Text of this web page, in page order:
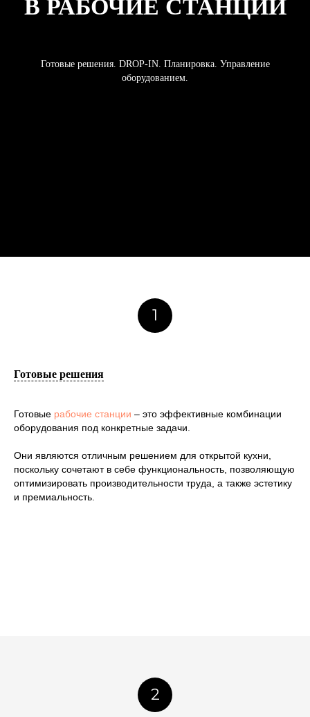
В РАБОЧИЕ СТАНЦИИ
Готовые решения. DROP-IN. Планировка. Управление
оборудованием.
1
Готовые решения
Готовые рабочие станции – это эффективные комбинации
оборудования под конкретные задачи.
Они являются отличным решением для открытой кухни,
поскольку сочетают в себе функциональность, позволяющую
оптимизировать производительности труда, а также эстетику
и премиальность.
2